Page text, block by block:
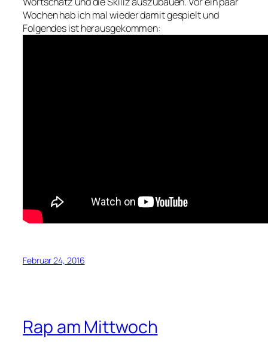
Wochen hab ich mal wieder damit gespielt und
Folgendes ist herausgekommen:
Februar 24, 2016
Rap am Mittwoch